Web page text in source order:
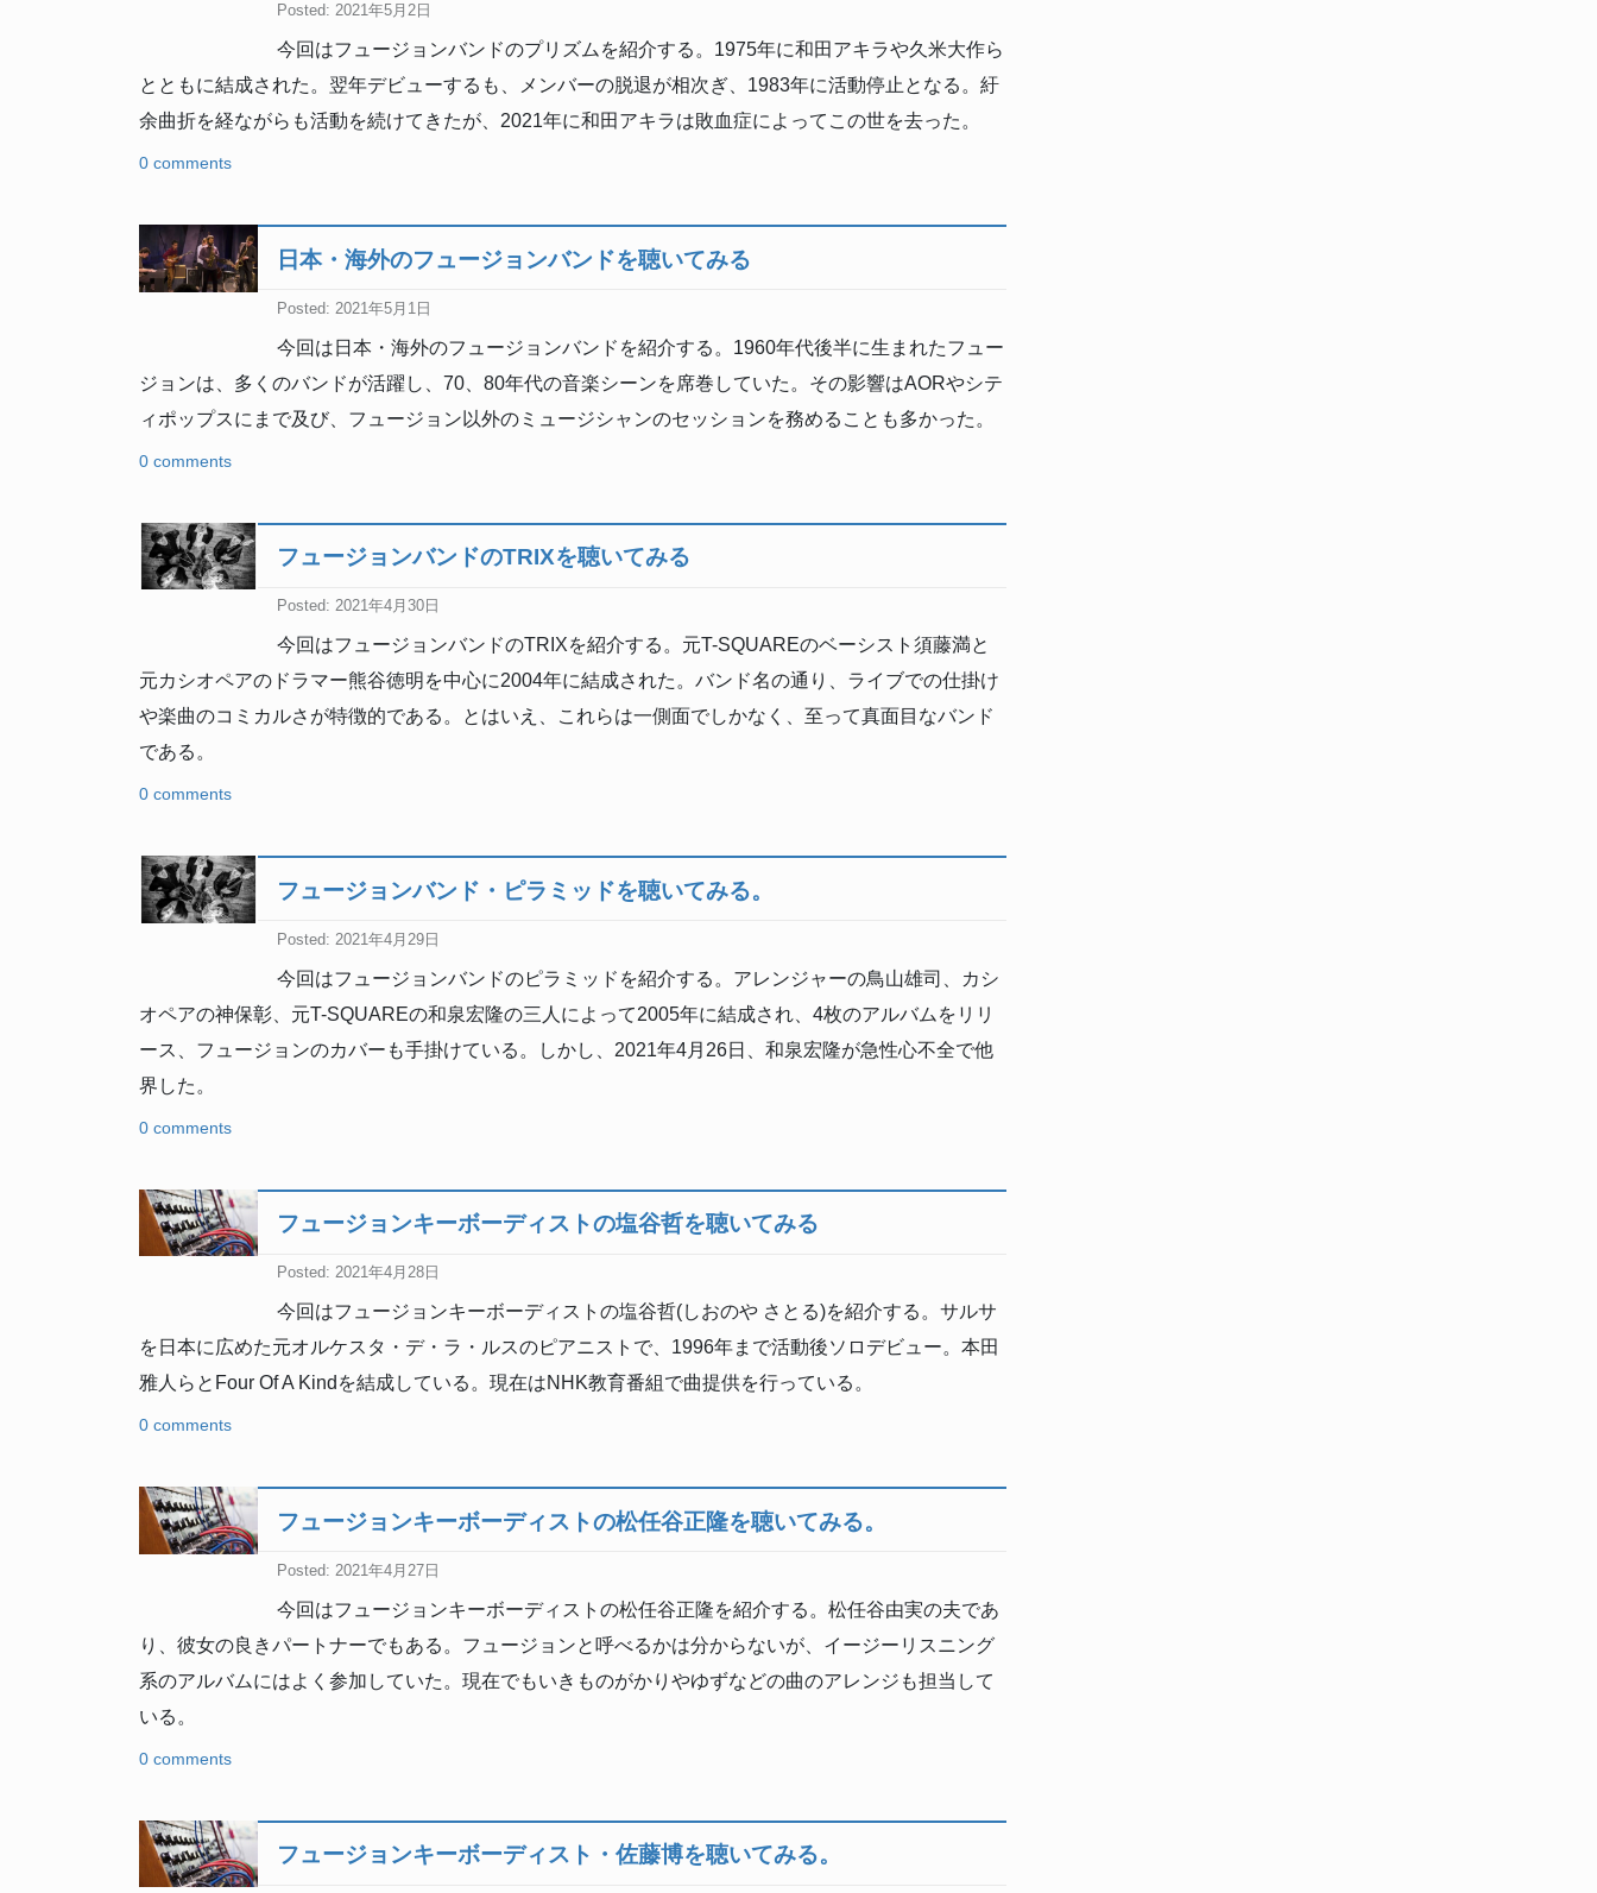
Posted: 2021年5月2日
今回はフュージョンバンドのプリズムを紹介する。1975年に和田アキラや久米大作ら
とともに結成された。翌年デビューするも、メンバーの脱退が相次ぎ、1983年に活動停止となる。紆
余曲折を経ながらも活動を続けてきたが、2021年に和田アキラは敗血症によってこの世を去った。
0 comments
日本・海外のフュージョンバンドを聴いてみる
Posted: 2021年5月1日
今回は日本・海外のフュージョンバンドを紹介する。1960年代後半に生まれたフュー
ジョンは、多くのバンドが活躍し、70、80年代の音楽シーンを席巻していた。その影響はAORやシテ
ィポップスにまで及び、フュージョン以外のミュージシャンのセッションを務めることも多かった。
0 comments
フュージョンバンドのTRIXを聴いてみる
Posted: 2021年4月30日
今回はフュージョンバンドのTRIXを紹介する。元T-SQUAREのベーシスト須藤満と
元カシオペアのドラマー熊谷徳明を中心に2004年に結成された。バンド名の通り、ライブでの仕掛け
や楽曲のコミカルさが特徴的である。とはいえ、これらは一側面でしかなく、至って真面目なバンド
である。
0 comments
フュージョンバンド・ピラミッドを聴いてみる。
Posted: 2021年4月29日
今回はフュージョンバンドのピラミッドを紹介する。アレンジャーの鳥山雄司、カシ
オペアの神保彰、元T-SQUAREの和泉宏隆の三人によって2005年に結成され、4枚のアルバムをリリ
ース、フュージョンのカバーも手掛けている。しかし、2021年4月26日、和泉宏隆が急性心不全で他
界した。
0 comments
フュージョンキーボーディストの塩谷哲を聴いてみる
Posted: 2021年4月28日
今回はフュージョンキーボーディストの塩谷哲(しおのや さとる)を紹介する。サルサ
を日本に広めた元オルケスタ・デ・ラ・ルスのピアニストで、1996年まで活動後ソロデビュー。本田
雅人らとFour Of A Kindを結成している。現在はNHK教育番組で曲提供を行っている。
0 comments
フュージョンキーボーディストの松任谷正隆を聴いてみる。
Posted: 2021年4月27日
今回はフュージョンキーボーディストの松任谷正隆を紹介する。松任谷由実の夫であ
り、彼女の良きパートナーでもある。フュージョンと呼べるかは分からないが、イージーリスニング
系のアルバムにはよく参加していた。現在でもいきものがかりやゆずなどの曲のアレンジも担当して
いる。
0 comments
フュージョンキーボーディスト・佐藤博を聴いてみる。